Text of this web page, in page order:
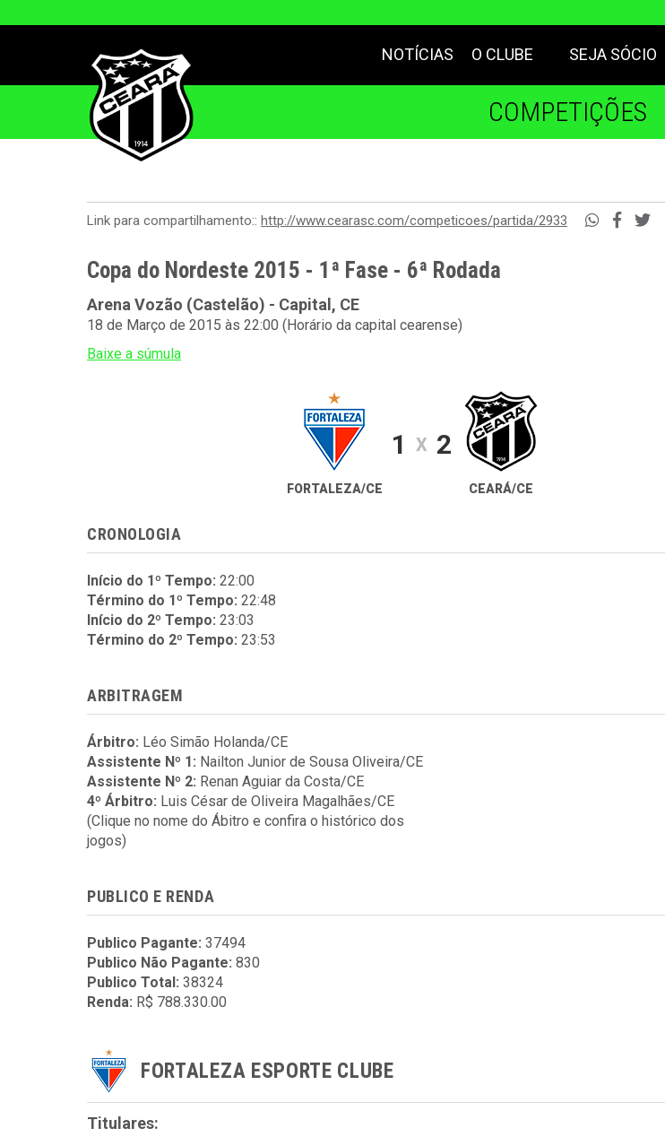
NOTÍCIAS O CLUBE SEJA SÓCIO
COMPETIÇÕES
Link para compartilhamento:: http://www.cearasc.com/competicoes/partida/2933
Copa do Nordeste 2015 - 1ª Fase - 6ª Rodada
Arena Vozão (Castelão) - Capital, CE
18 de Março de 2015 às 22:00 (Horário da capital cearense)
Baixe a súmula
FORTALEZA/CE
1 X 2
CEARÁ/CE
CRONOLOGIA
Início do 1º Tempo: 22:00
Término do 1º Tempo: 22:48
Início do 2º Tempo: 23:03
Término do 2º Tempo: 23:53
ARBITRAGEM
Árbitro: Léo Simão Holanda/CE
Assistente Nº 1: Nailton Junior de Sousa Oliveira/CE
Assistente Nº 2: Renan Aguiar da Costa/CE
4º Árbitro: Luis César de Oliveira Magalhães/CE
(Clique no nome do Ábitro e confira o histórico dos
jogos)
PUBLICO E RENDA
Publico Pagante: 37494
Publico Não Pagante: 830
Publico Total: 38324
Renda: R$ 788.330.00
FORTALEZA ESPORTE CLUBE
Titulares: